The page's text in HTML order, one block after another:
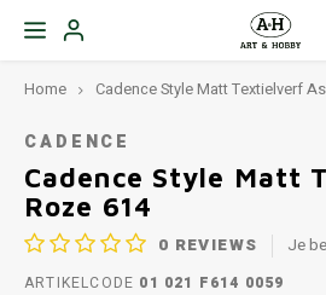
Home Cadence Style Matt Textielverf
CADENCE
Cadence Style Matt
Roze 614
0 REVIEWS Je
ARTIKELCODE 01 021 F614 0059